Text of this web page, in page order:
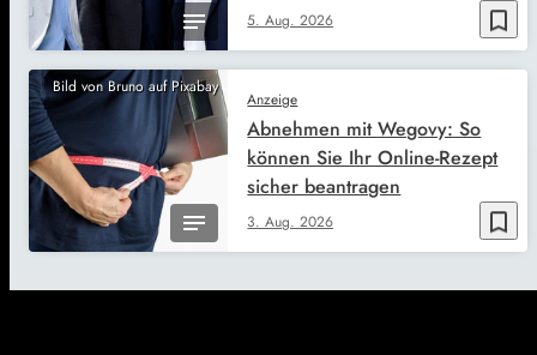
bookmark_border
5. Aug. 2026
Bild von Bruno auf Pixabay
bookmark_border
Anzeige
3. Aug. 2026
Abnehmen mit Wegovy: So
können Sie Ihr Online-Rezept
sicher beantragen